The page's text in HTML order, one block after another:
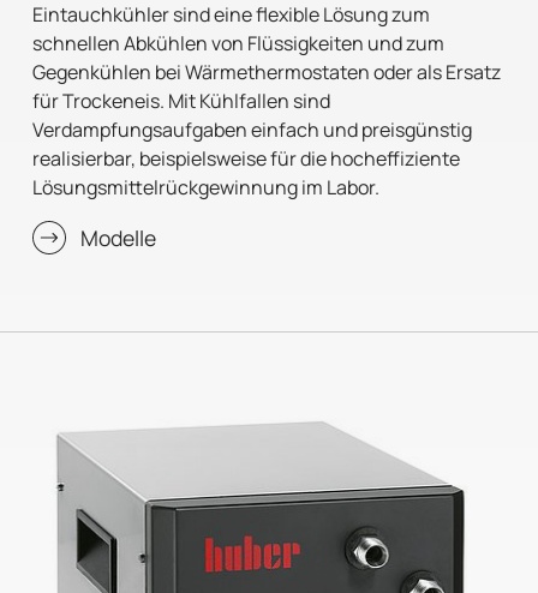
Eintauchkühler sind eine flexible Lösung zum
schnellen Abkühlen von Flüssigkeiten und zum
Gegenkühlen bei Wärmethermostaten oder als Ersatz
für Trockeneis. Mit Kühlfallen sind
Verdampfungsaufgaben einfach und preisgünstig
realisierbar, beispielsweise für die hocheffiziente
Lösungsmittelrückgewinnung im Labor.
Modelle